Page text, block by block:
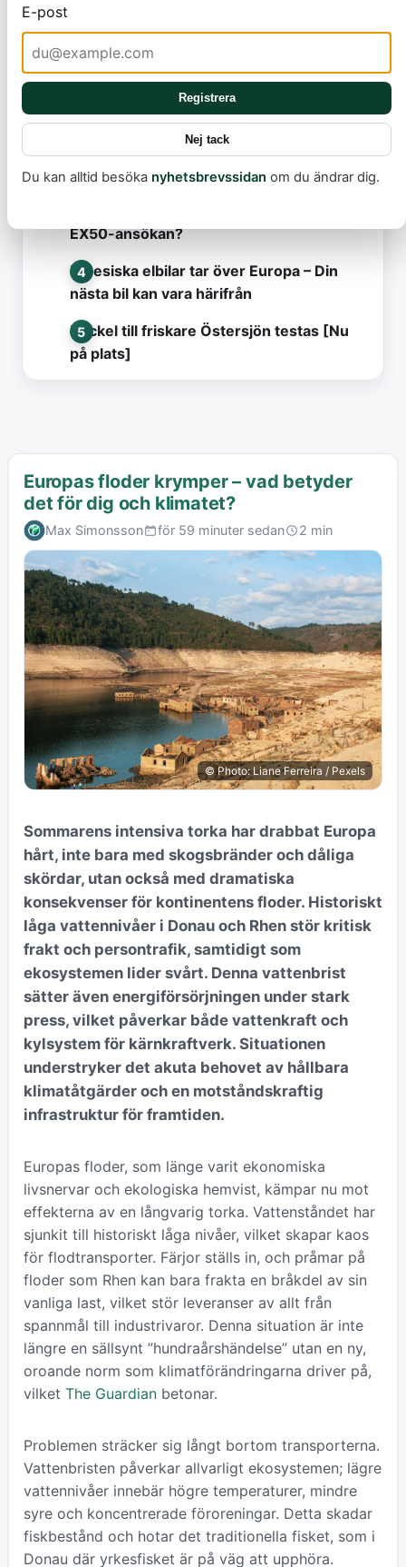
Mest lästa
Model Y Standard släpps i Sverige
Det här missar nästan alla i debatten om
elbilsbränder
EX50-ansökan?
Kinesiska elbilar tar över Europa – Din
nästa bil kan vara härifrån
Nyckel till friskare Östersjön testas [Nu
på plats]
Europas floder krymper – vad betyder
det för dig och klimatet?
Max Simonsson för 59 minuter sedan 2 min
© Photo: Liane Ferreira / Pexels
Sommarens intensiva torka har drabbat Europa
hårt, inte bara med skogsbränder och dåliga
skördar, utan också med dramatiska
konsekvenser för kontinentens floder. Historiskt
låga vattennivåer i Donau och Rhen stör kritisk
frakt och persontrafik, samtidigt som
ekosystemen lider svårt. Denna vattenbrist
sätter även energiförsörjningen under stark
press, vilket påverkar både vattenkraft och
kylsystem för kärnkraftverk. Situationen
understryker det akuta behovet av hållbara
klimatåtgärder och en motståndskraftig
infrastruktur för framtiden.
Europas floder, som länge varit ekonomiska
livsnervar och ekologiska hemvist, kämpar nu mot
effekterna av en långvarig torka. Vattenståndet har
sjunkit till historiskt låga nivåer, vilket skapar kaos
för flodtransporter. Färjor ställs in, och pråmar på
floder som Rhen kan bara frakta en bråkdel av sin
vanliga last, vilket stör leveranser av allt från
spannmål till industrivaror. Denna situation är inte
längre en sällsynt ”hundraårshändelse” utan en ny,
oroande norm som klimatförändringarna driver på,
vilket The Guardianbetonar.
Problemen sträcker sig långt bortom transporterna.
Vattenbristen påverkar allvarligt ekosystemen; lägre
vattennivåer innebär högre temperaturer, mindre
syre och koncentrerade föroreningar. Detta skadar
fiskbestånd och hotar det traditionella fisket, som i
Donau där yrkesfisket är på väg att upphöra.
E-post
Registrera
Nej tack
Du kan alltid besöka nyhetsbrevssidan om du ändrar dig.